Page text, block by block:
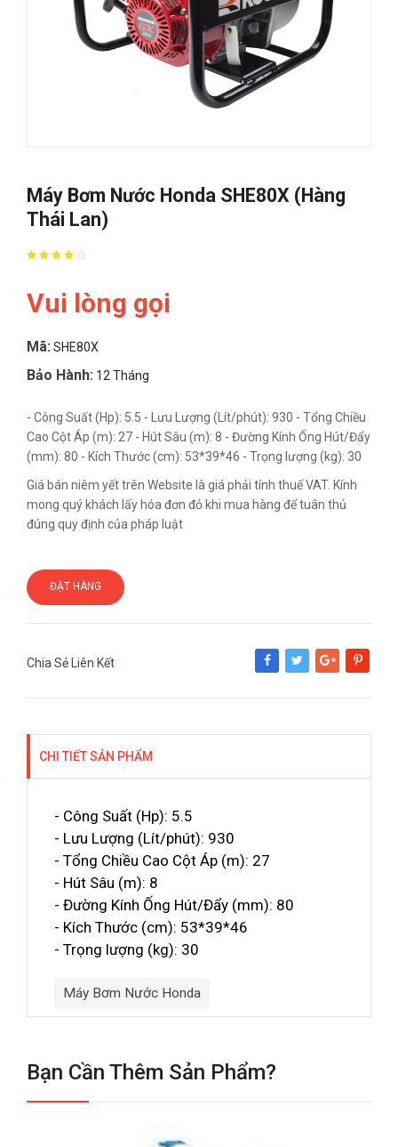
Máy Bơm Nước Honda SHE80X (Hàng
Thái Lan)
Vui lòng gọi
Mã: SHE80X
Bảo Hành: 12 Tháng
- Công Suất (Hp): 5.5 - Lưu Lượng (Lít/phút): 930 - Tổng Chiều
Cao Cột Áp (m): 27 - Hút Sâu (m): 8 - Đường Kính Ống Hút/Đẩy
(mm): 80 - Kích Thước (cm): 53*39*46 - Trọng lượng (kg): 30
Giá bán niêm yết trên Website là giá phải tính thuế VAT. Kính
mong quý khách lấy hóa đơn đỏ khi mua hàng để tuân thủ
đúng quy định của pháp luật
ĐẶT HÀNG
Chia Sẻ Liên Kết
Share Tweet Google+Pinterest
CHI TIẾT SẢN PHẨM
- Công Suất (Hp): 5.5
- Lưu Lượng (Lít/phút): 930
- Tổng Chiều Cao Cột Áp (m): 27
- Hút Sâu (m): 8
- Đường Kính Ống Hút/Đẩy (mm): 80
- Kích Thước (cm): 53*39*46
- Trọng lượng (kg): 30
Máy Bơm Nước Honda
Bạn Cần Thêm Sản Phẩm?